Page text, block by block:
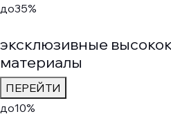
до35%
эксклюзивные
материалы
ПЕРЕЙТИ
до10%